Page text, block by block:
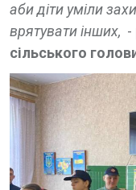
аби діти уміли
врятувати інших, -
сільського